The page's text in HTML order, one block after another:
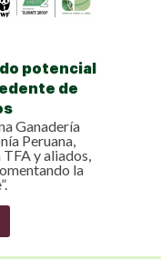
potencial
de
Ganadería
Peruana,
y aliados,
la